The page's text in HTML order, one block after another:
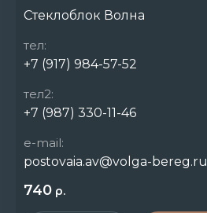
Стеклоблок Волна
тел:
+7 (917) 984-57-52
тел2:
+7 (987) 330-11-46
e-mail:
postovaia.av@volga-bereg.ru
740 р.